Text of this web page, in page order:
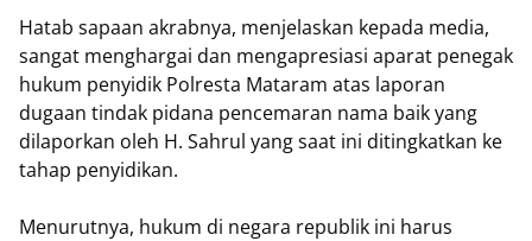
Hatab sapaan akrabnya, menjelaskan kepada media,
sangat menghargai dan mengapresiasi aparat penegak
hukum penyidik Polresta Mataram atas laporan
dugaan tindak pidana pencemaran nama baik yang
dilaporkan oleh H. Sahrul yang saat ini ditingkatkan ke
tahap penyidikan.
Menurutnya, hukum di negara republik ini harus